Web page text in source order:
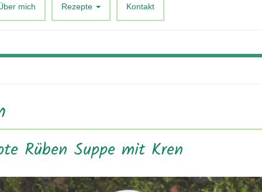
mich Rezepte Kontakt
Rüben Suppe mit Kren